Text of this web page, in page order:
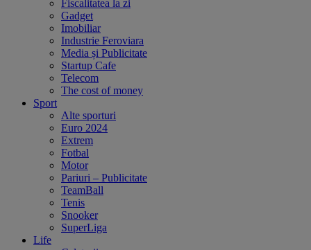
Fiscalitatea la zi
Gadget
Imobiliar
Industrie Feroviara
Media și Publicitate
Startup Cafe
Telecom
The cost of money
Sport
Alte sporturi
Euro 2024
Extrem
Fotbal
Motor
Pariuri – Publicitate
TeamBall
Tenis
Snooker
SuperLiga
Life